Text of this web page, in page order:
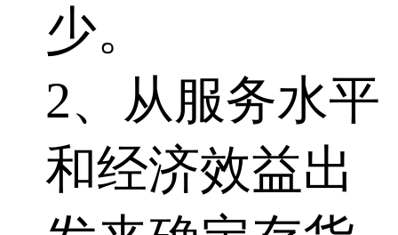
少。
2、从服务水平
和经济效益出